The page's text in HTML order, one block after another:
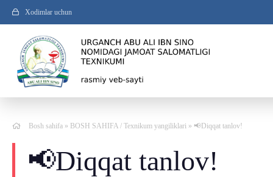
Xodimlar uchun
Bosh sahifa » BOSH SAHIFA / Texnikum yangiliklari » 📢Diqqat tanlov!
📢Diqqat tanlov!